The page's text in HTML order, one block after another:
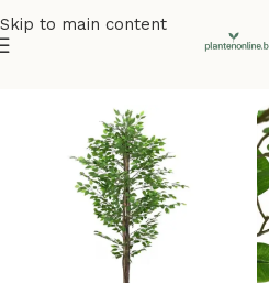
Skip to main content